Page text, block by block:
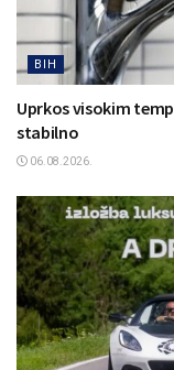
BIH
Uprkos visokim
stabilno
06.08.2026.